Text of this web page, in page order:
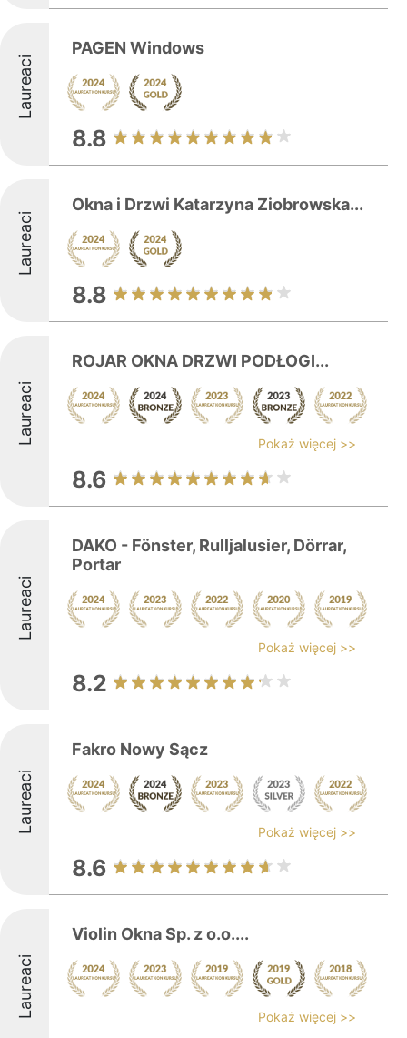
Laureaci
PAGEN Windows
8.8
Laureaci
Okna i Drzwi Katarzyna Ziobrowska...
8.8
Laureaci
ROJAR OKNA DRZWI PODŁOGI...
Pokaż więcej >>
8.6
Laureaci
DAKO - Fönster, Rulljalusier, Dörrar,
Portar
Pokaż więcej >>
8.2
Laureaci
Fakro Nowy Sącz
Pokaż więcej >>
8.6
Laureaci
Violin Okna Sp. z o.o....
Pokaż więcej >>